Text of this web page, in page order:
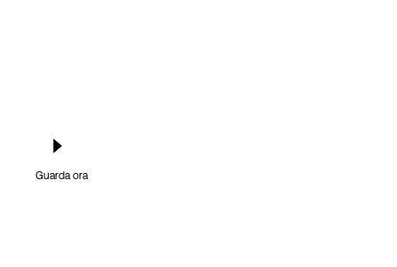
Guarda ora